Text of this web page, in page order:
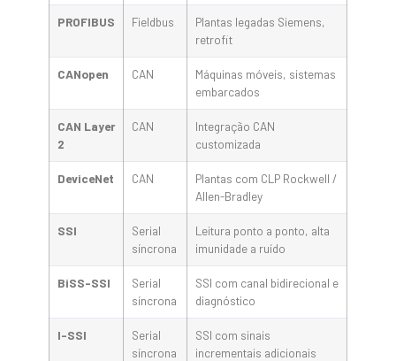
PROFIBUS Fieldbus
Plantas legadas Siemens,
retrofit
CANopen CAN
Máquinas móveis, sistemas
embarcados
CAN Layer
2
CAN
Integração CAN
customizada
DeviceNet CAN
Plantas com CLP Rockwell /
Allen-Bradley
SSI
Serial
síncrona
Leitura ponto a ponto, alta
imunidade a ruído
BiSS-SSI
Serial
síncrona
SSI com canal bidirecional e
diagnóstico
I-SSI
Serial
síncrona
SSI com sinais
incrementais adicionais